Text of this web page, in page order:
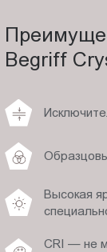
Begriff
Высокая
CRI — не